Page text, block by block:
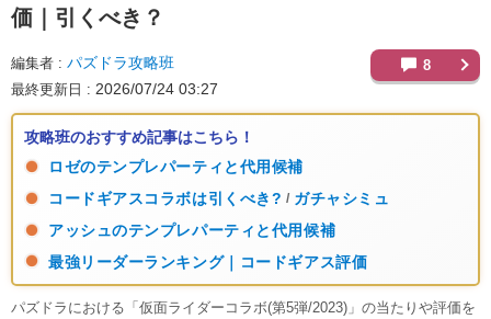
価｜引くべき？
編集者 パズドラ攻略班
最終更新日 2026/07/24 03:27
8
攻略班のおすすめ記事はこちら！
ロゼのテンプレパーティと代用候補
コードギアスコラボは引くべき? / ガチャシミュ
アッシュのテンプレパーティと代用候補
最強リーダーランキング｜コードギアス評価
パズドラにおける「仮面ライダーコラボ(第5弾/2023)」の当たりや評価を